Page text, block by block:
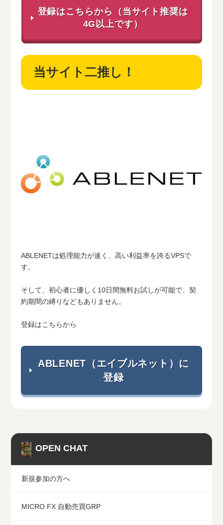
登録はこちらから（当サイト推奨は
4G以上です）
当サイト二推し！
ABLENETは処理能力が速く、高い利益率を誇るVPSで
す。
そして、初心者に優しく10日間無料お試しが可能で、契
約期間の縛りなどもありません。
登録はこちらから
ABLENET（エイブルネット）に
登録
OPEN CHAT
新規参加の方へ
MICRO FX 自動売買GRP